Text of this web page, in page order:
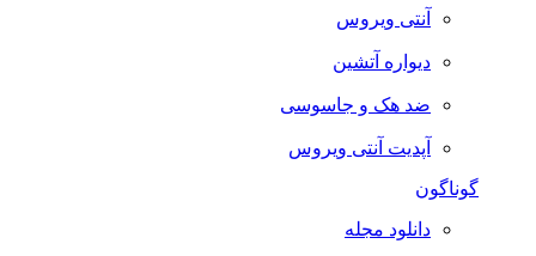
آنتی ویروس
دیواره آتشین
ضد هک و جاسوسی
آپدیت آنتی ویروس
گوناگون
دانلود مجله